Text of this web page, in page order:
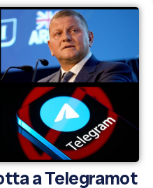
a Telegramot